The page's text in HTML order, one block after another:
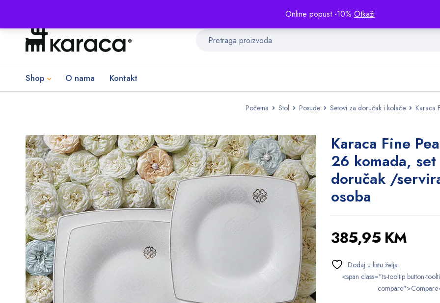
Online popust -10% Otkaži
Shop O nama Kontakt
Početna Stol Posuđe Setovi za doručak i kolače Karaca
Karaca Fine
26 komada, set
doručak /
osoba
385,95 KM
<span class="ts-tooltip button-